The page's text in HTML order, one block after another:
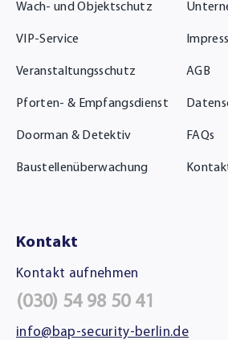
Wach- und Objektschutz
VIP-Service
Veranstaltungsschutz
Pforten- & Empfangsdienst
Doorman & Detektiv
Baustellenüberwachung
AGB
FAQs
Kontakt
Kontakt aufnehmen
(030) 54 98 50 41
info@bap-security-berlin.de